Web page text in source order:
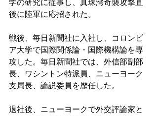
学の研究に従事し、真珠湾奇襲攻撃直
後に陸軍に応招された。
戦後、毎日新聞社に入社し、コロンビ
ア大学で国際関係論・国際機構論を専
攻した。毎日新聞社では、外信部副部
長、ワシントン特派員、ニューヨーク
支局長、論説委員を歴任した。
退社後、ニューヨークで外交評論家と